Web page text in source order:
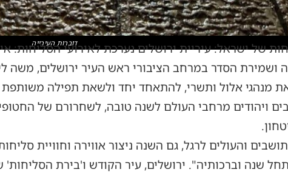
דוברות העירייה
של ישראל: עיריית ירושלים נערכת לאירועי הסליחות:
ושמירת הסדר במרחב הציבורי ראש העיר ירושלים, משה
את מנהגי אלול ותשרי, להתאחד יחד ולשאת תפילה
ויהודים מרחבי העולם לשנה טובה, לשחרורם של
והעולים לרגל, גם השנה ניצור אווירה וחוויית
שנה וברכותיה". ירושלים, עיר הקודש ו'בירת